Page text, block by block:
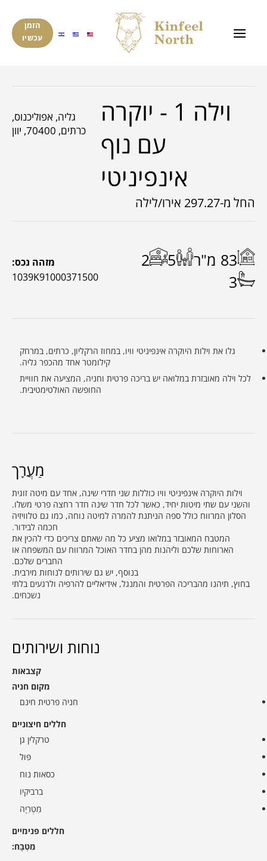
הזמן
עכשיו
וילה 1 - יוקרה
עם נוף
אינפיניטי
גליה, אפוליכנוס,
כרתים, 70400, יוון
החל מ-297.27 אירו/לילה
83 מ"ר 5
2
3
מזהה נכס:
1039K91000371500
גלו את וילות היוקרה אינפיניטי וויו, במחוז הרקליון, כרתים, במרחק
קילומטר אחד מהכפר גליה.
לכל וילה מאובזרת במלואה יש בריכה פרטית וחניה, המציעה את חוויית
החופשה האולטימטיבית.
מַעֲרָך
וילות היוקרה אינפיניטי וויו כוללות שני חדרי שינה, אחד עם מיטה זוגית
והשני עם שתי מיטות יחיד, כאשר לכל חדר שינה חדר רחצה פרטי משלו.
הסלון המרווח כולל ספה הניתנת להמרה למיטה נוחה, כמו גם טלוויזיה
חכמה לבידור.
המטבח המאובזר במלואו מציע כל מה שאתם צריכים כדי להכין את
הארוחות שלכם וליהנות מהן בחדר האוכל המרווח עם המשפחה או
החברים שלכם.
בנוסף, יש גם שירותים לנוחות מירבית.
בחוץ, תיהנו מהבריכה הפרטית והמנגל, אידיאליים להרפיה ולרגעים בלתי
נשכחים.
נוחות ושירותים
קצבאות
מקום חניה
חניה פרטית חינם
חללים חיצוניים
טרקלין גן
פּוּל
כסאות נוח
ברביקיו
מִטְרִיָה
חללים פנימיים
מִטְבָּח: